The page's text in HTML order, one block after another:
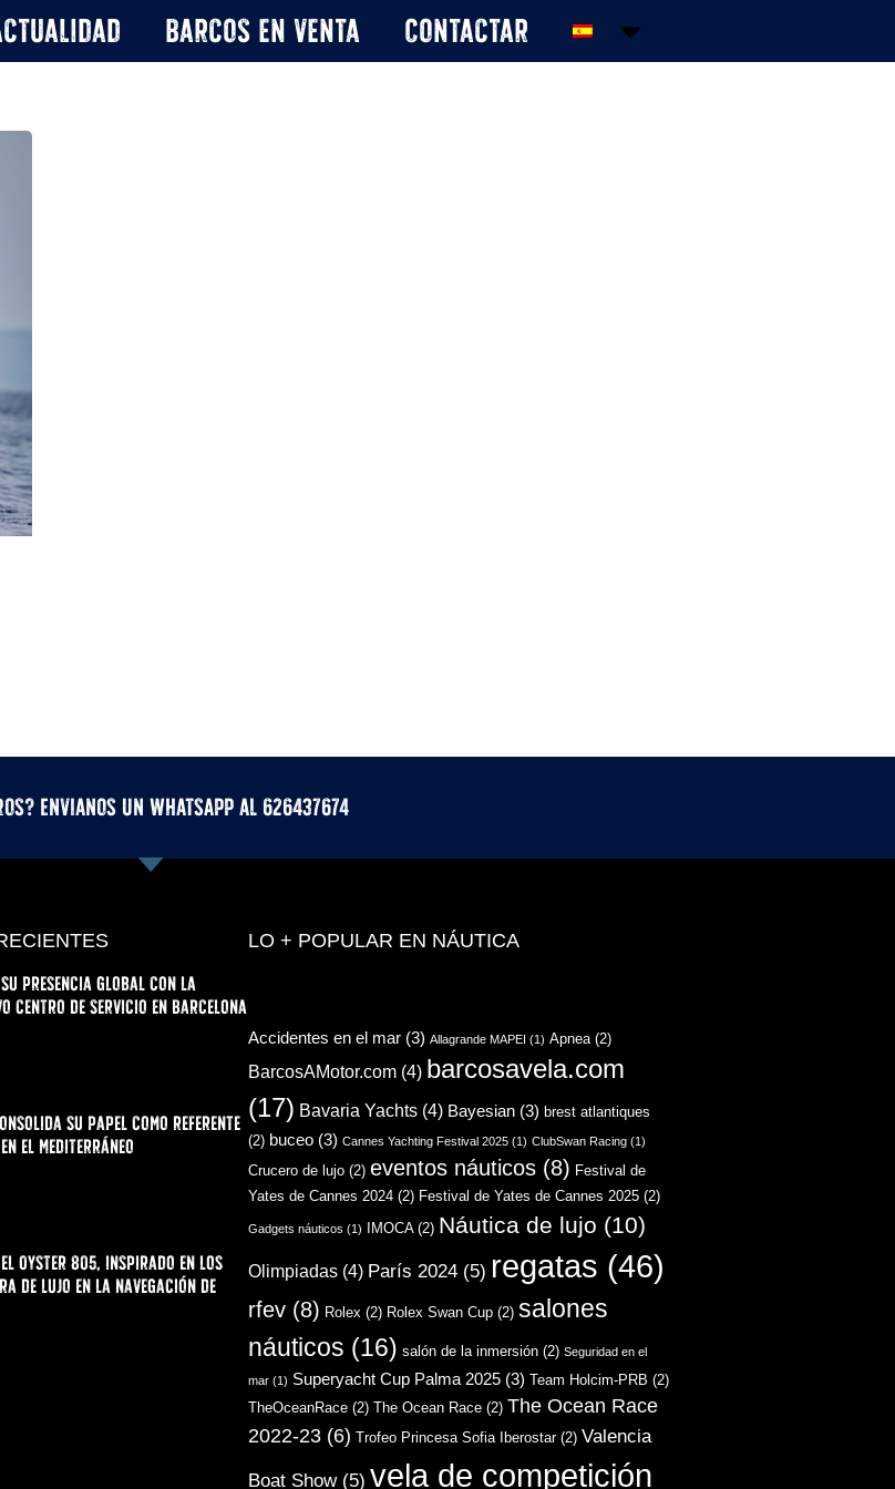
Barcos en venta Contactar
Envianos un whatsApp al 626437674
presencia global con la
centro de servicio en Barcelona
su papel como referente
el Mediterráneo
Oyster 805, inspirado en los
de lujo en la navegación de
LO + POPULAR EN NÁUTICA
Accidentes en el mar(3) Allagrande MAPEI (1) Apnea(2)
BarcosAMotor.com(4) barcosavela.com
(17) Bavaria Yachts(4) Bayesian(3) brest atlantiques
(2) buceo(3) Cannes Yachting Festival 2025(1) ClubSwan Racing(1)
Crucero de lujo(2) eventos náuticos(8) Festival de
Yates de Cannes 2024(2) Festival de Yates de Cannes 2025(2)
Gadgets náuticos (1) IMOCA(2) Náutica de lujo (10)
Olimpiadas(4) París 2024(5) regatas (46)
rfev(8) Rolex (2) Rolex Swan Cup(2) salones
náuticos (16) salón de la inmersión(2) Seguridad en el
mar(1) Superyacht Cup Palma 2025(3) Team Holcim-PRB (2)
TheOceanRace(2) The Ocean Race(2) The Ocean Race
2022-23(6) Trofeo Princesa Sofia Iberostar(2) Valencia
Boat Show(5) vela de competición